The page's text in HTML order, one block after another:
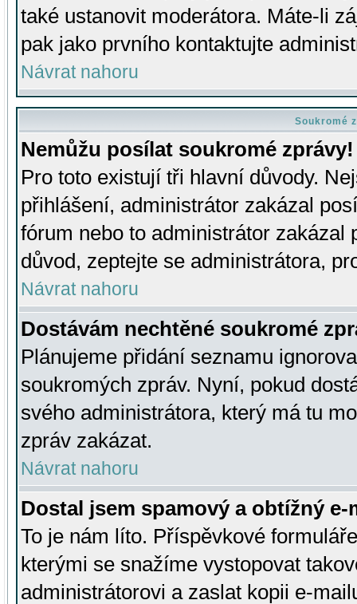
také ustanovit moderátora. Máte-li
pak jako prvního kontaktujte
Návrat nahoru
Soukromé
Nemůžu posílat soukromé zprávy!
Pro toto existují tři hlavní důvody.
přihlášení, administrátor zakázal
fórum nebo to administrátor zakázal
důvod, zeptejte se administrátora,
Návrat nahoru
Dostávám nechtěné soukromé
Plánujeme přidání seznamu
soukromých zpráv. Nyní, pokud
svého administrátora, který má tu
zpráv zakázat.
Návrat nahoru
Dostal jsem spamový a obtížný
To je nám líto. Příspěvkové
kterými se snažíme vystopovat
administrátorovi a zaslat kopii e-